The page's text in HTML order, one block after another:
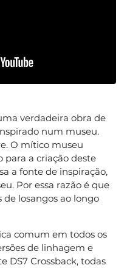
verdadeira obra de
num museu.
O mítico museu
para a criação deste
a fonte de inspiração,
Por essa razão é que
losangos ao longo
comum em todos os
de linhagem e
DS7 Crossback, todas